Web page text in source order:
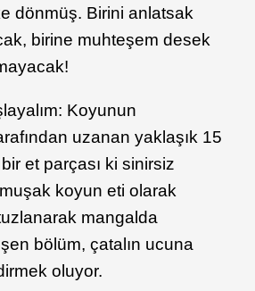
dönmüş. Birini anlatsak
birine muhteşem desek
Koyunun
uzanan yaklaşık 15
et parçası ki sinirsiz
koyun eti olarak
mangalda
bölüm, çatalın ucuna
oluyor.